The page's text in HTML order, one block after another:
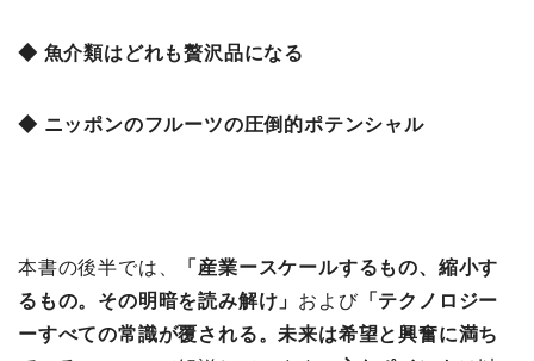
◆ 魚介類はどれも贅沢品になる
◆ ニッポンのフルーツの圧倒的ポテンシャル
本書の後半では、 「 産業ースケールするもの、縮小す
るもの。その明暗を読み解け」 および「 テクノロジー
ーすべての常識が覆される。未来は希望と興奮に満ち